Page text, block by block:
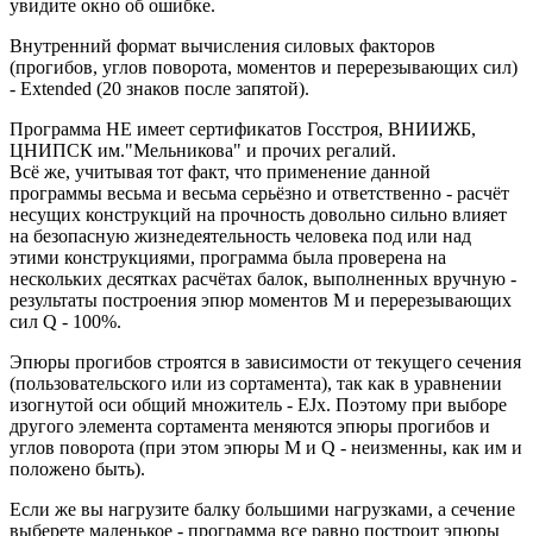
увидите окно об ошибке.
Внутренний формат вычисления силовых факторов
(прогибов, углов поворота, моментов и перерезывающих сил)
- Extended (20 знаков после запятой).
Программа НЕ имеет сертификатов Госстроя, ВНИИЖБ,
ЦНИПСК им."Мельникова" и прочих регалий.
Всё же, учитывая тот факт, что применение данной
программы весьма и весьма серьёзно и ответственно - расчёт
несущих конструкций на прочность довольно сильно влияет
на безопасную жизнедеятельность человека под или над
этими конструкциями, программа была проверена на
нескольких десятках расчётах балок, выполненных вручную -
результаты построения эпюр моментов M и перерезывающих
сил Q - 100%.
Эпюры прогибов строятся в зависимости от текущего сечения
(пользовательского или из сортамента), так как в уравнении
изогнутой оси общий множитель - EJx. Поэтому при выборе
другого элемента сортамента меняются эпюры прогибов и
углов поворота (при этом эпюры M и Q - неизменны, как им и
положено быть).
Если же вы нагрузите балку большими нагрузками, а сечение
выберете маленькое - программа все равно построит эпюры